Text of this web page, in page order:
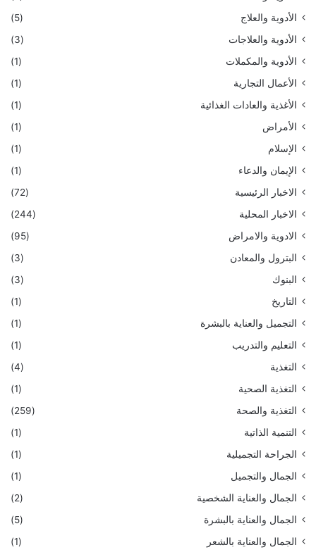
الأدوية والعلاج
(5)
الأدوية والعلاجات
(3)
الأدوية والمكملات
(1)
الأعمال التجارية
(1)
الأغذية والعادات الغذائية
(1)
الأمراض
(1)
الإسلام
(1)
الإيمان والدعاء
(1)
الاخبار الرئيسية
(72)
الاخبار المحلية
(244)
الادوية والامراض
(95)
البترول والمعادن
(3)
البنوك
(3)
التاريخ
(1)
التجميل والعناية بالبشرة
(1)
التعليم والتدريب
(1)
التغذية
(4)
التغذية الصحية
(1)
التغذية والصحة
(259)
التنمية الذاتية
(1)
الجراحة التجميلية
(1)
الجمال والتجميل
(1)
الجمال والعناية الشخصية
(2)
الجمال والعناية بالبشرة
(5)
الجمال والعناية بالشعر
(1)